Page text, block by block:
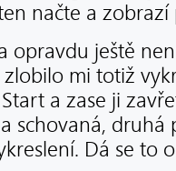
načte a zobrazí
opravdu ještě
mi totiž
a zase ji
schovaná, druhá
Dá se to